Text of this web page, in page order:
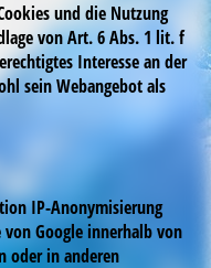
und die Nutzung
von Art. 6 Abs. 1 lit. f
Interesse an der
sein Webangebot als
IP-Anonymisierung
Google innerhalb von
oder in anderen